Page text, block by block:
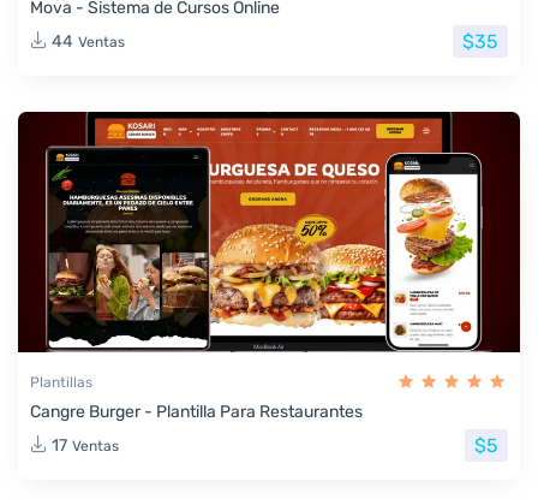
Mova - Sistema de Cursos Online
44 Ventas $35
Plantillas
Cangre Burger - Plantilla Para Restaurantes
17 Ventas $5